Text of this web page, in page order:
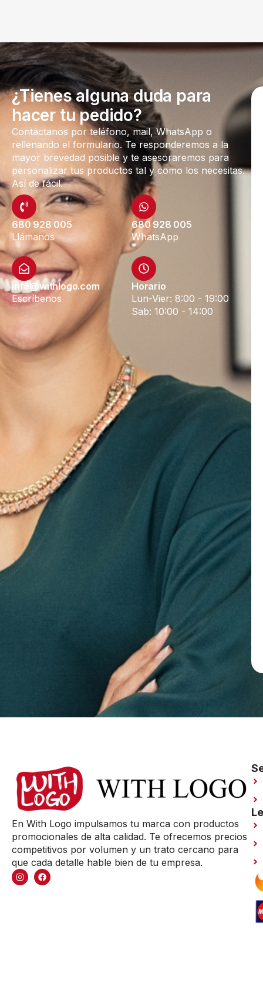
¿Tienes alguna duda para
hacer tu pedido?
Contáctanos por teléfono, mail, WhatsApp o
rellenando el formulario. Te responderemos a la
mayor brevedad posible y te asesoraremos para
personalizar tus productos tal y como los necesitas.
Así de fácil.
680 928 005
Llámanos
680 928 005
WhatsApp
info@withlogo.com
Escríbenos
Horario
Lun-Vier: 8:00 - 19:00
Sab: 10:00 - 14:00
En With Logo impulsamos tu marca con productos
promocionales de alta calidad. Te ofrecemos precios
competitivos por volumen y un trato cercano para
que cada detalle hable bien de tu empresa.